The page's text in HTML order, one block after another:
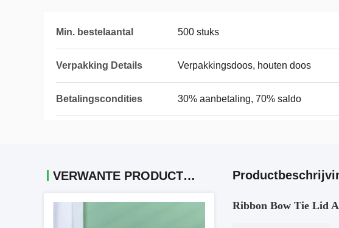
Min. bestelaantal 500 stuks
Verpakking Details Verpakkingsdoos, houten doos
Betalingscondities 30% aanbetaling, 70% saldo
VERWANTE PRODUCTEN
Ribbon Bow Tie Lid